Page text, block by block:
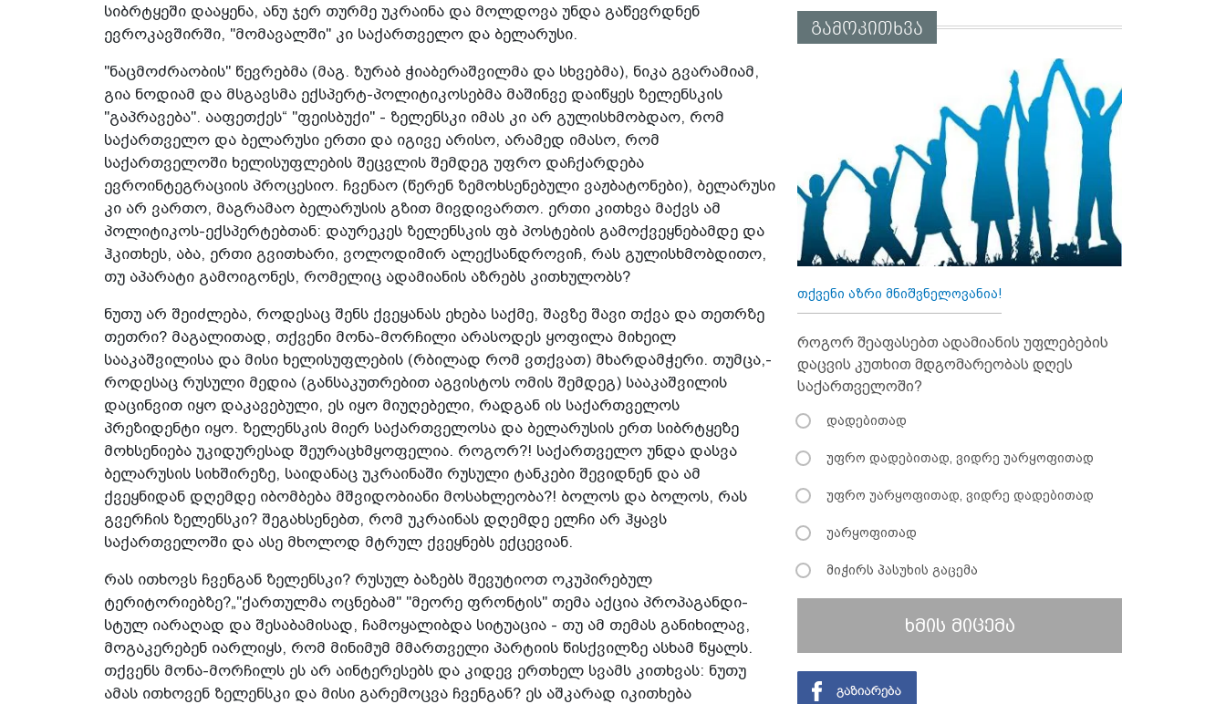
სიბრტყეში დააყენა, ანუ ჯერ თურმე უკრაინა და მოლდოვა უნდა გაწევრდნენ
ევროკავშირში, "მომავალში" კი საქართველო და ბელარუსი.
"ნაცმოძრაობის" წევრებმა (მაგ. ზურაბ ჭიაბერაშვილმა და სხვებმა), ნიკა გვარამიამ,
გია ნოდიამ და მსგავსმა ექსპერტ-პოლიტიკოსებმა მაშინვე დაიწყეს ზელენსკის
"გაპრავება". ააფეთქეს“ "ფეისბუქი" - ზელენსკი იმას კი არ გულისხმობდაო, რომ
საქართველო და ბელარუსი ერთი და იგივე არისო, არამედ იმასო, რომ
საქართველოში­ ხელისუფლების შეცვლის შემდეგ უფრო დაჩქარდება
ევროინტეგრაციის პროცესიო. ჩვენაო (წერენ ზემოხსენებული ვაჟბატონები), ბელარუსი
კი არ ვართო, მაგრამაო ბელარუსის გზით მივდივართო. ერთი კითხვა­ მაქვს ამ
პოლიტიკოს-ექსპერტებთან: დაურეკეს ზელენსკის ფბ პოსტების გამოქვეყნებამდე და
ჰკითხეს, აბა, ერთი გვითხარი, ვოლოდიმირ ალექსანდროვიჩ, რას გულისხმობდითო,
თუ აპარატი გამოიგონეს, რომელიც ადამიანის აზრებს კითხულობს?
ნუთუ არ შეიძლება, როდესაც შენს ქვეყანას ეხება საქმე, შავზე შავი თქვა და თეთრზე
თეთრი? მაგალითად, თქვენი მონა-მორჩილი არასოდეს ყოფილა მიხეილ
სააკაშვილისა და მისი ხელისუფლების (რბილად­ რომ ვთქვათ) მხარდამჭერი. თუმცა,­
როდესაც რუსული მედია (განსაკუთრებით აგვისტოს ომის შემდეგ) სააკაშვილის
დაცინვით იყო დაკავებული, ეს იყო მიუღებელი, რადგან ის საქართველოს
პრეზიდენტი იყო. ზელენსკის მიერ საქართველოსა და ბელარუსის ერთ სიბრტ­ყეზე
მოხსენიება უკიდურესად შეურაცხმყოფელია. როგორ?! საქართველო უნდა დასვა
ბელარუსის სიხშირეზე, საიდანაც უკრაინაში რუსული ტანკები შევიდნენ და ამ
ქვეყნიდან დღემდე იბომბება მშვიდობიანი მოსახლეობა?! ბოლოს და ბოლოს, რას
გვერჩის ზელენსკი? შეგახსენებთ, რომ უკრაინას დღემდე ელჩი არ ჰყავს
საქართველოში და ასე მხოლოდ მტრულ ქვეყნებს ექცევიან.
რას ითხოვს ჩვენგან ზელენსკი? რუსულ ბაზებს შევუტიოთ ოკუპირებულ
ტერიტორიებზე?„"ქართულმა ოცნებამ" "მეორე ფრონტის" თემა აქცია პროპაგანდი­
სტულ იარაღად და შესაბამისად, ჩამოყალიბდა სიტუაცია - თუ ამ თემას განიხილავ,
მოგაკერებენ იარლიყს, რომ მინიმუმ მმართველი პარტიის წისქვილზე ასხამ წყალს.
თქვენს მონა-მორჩილს ეს არ აინტე­რესებს და კიდევ ერთხელ სვამს კითხვას: ნუთუ
ამას ითხოვენ ზელენსკი და მისი გარემოცვა ჩვენგან? ეს აშკარად იკითხება
გამოკითხვა
თქვენი აზრი მნიშვნელოვანია!
როგორ შეაფასებთ ადამიანის უფლებების
დაცვის კუთხით მდგომარეობას დღეს
საქართველოში?
დადებითად
უფრო დადებითად, ვიდრე უარყოფითად
უფრო უარყოფითად, ვიდრე დადებითად
უარყოფითად
მიჭირს პასუხის გაცემა
ხმის მიცემა